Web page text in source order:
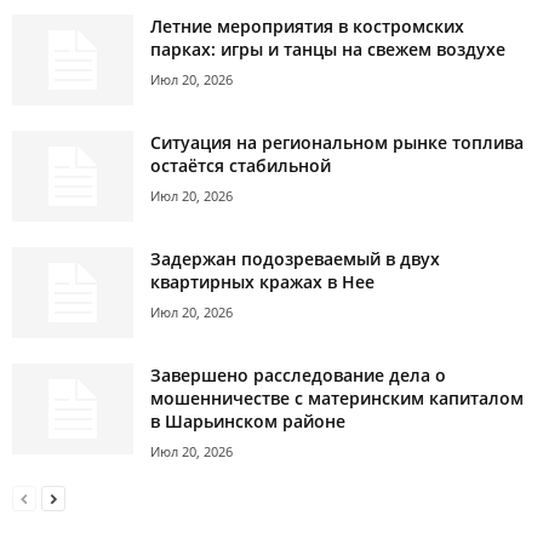
Летние мероприятия в костромских
парках: игры и танцы на свежем воздухе
Июл 20, 2026
Ситуация на региональном рынке топлива
остаётся стабильной
Июл 20, 2026
Задержан подозреваемый в двух
квартирных кражах в Нее
Июл 20, 2026
Завершено расследование дела о
мошенничестве с материнским капиталом
в Шарьинском районе
Июл 20, 2026